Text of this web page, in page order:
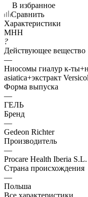
В избранное
Сравнить
Характеристики
МНН
?
Действующее вещество
—
Ниосомы гиалур к-
asiatica+экстракт
Форма выпуска
—
ГЕЛЬ
Бренд
—
Gedeon Richter
Производитель
—
Procare Health Iberia
Страна происхождения
—
Польша
Все характеристики